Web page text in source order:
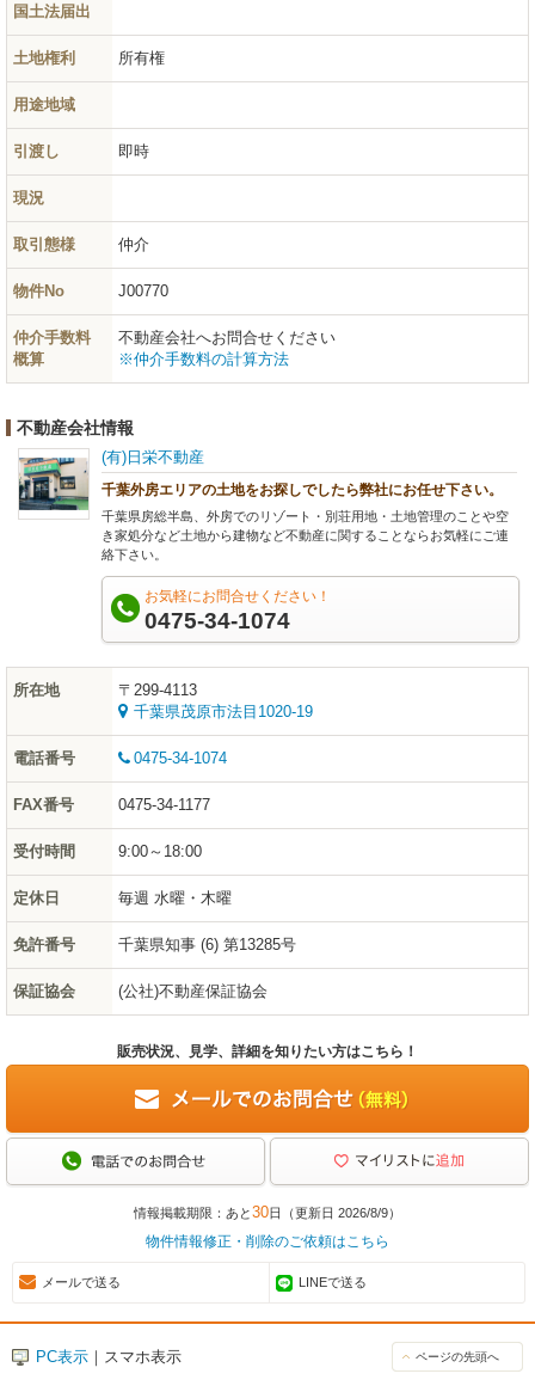
国土法届出
土地権利 所有権
用途地域
引渡し 即時
現況
取引態様 仲介
物件No J00770
仲介手数料
概算
不動産会社へお問合せください
※仲介手数料の計算方法
不動産会社情報
(有)日栄不動産
千葉外房エリアの土地をお探しでしたら弊社にお任せ下さい。
千葉県房総半島、外房でのリゾート・別荘用地・土地管理のことや空
き家処分など土地から建物など不動産に関することならお気軽にご連
絡下さい。
お気軽にお問合せください！
0475-34-1074
所在地
〒299-4113
千葉県茂原市法目1020-19
電話番号 0475-34-1074
FAX番号 0475-34-1177
受付時間 9:00～18:00
定休日 毎週 水曜・木曜
免許番号 千葉県知事 (6) 第13285号
保証協会 (公社)不動産保証協会
販売状況、見学、詳細を知りたい方はこちら！
情報掲載期限：あと30日（更新日 2026/8/9）
物件情報修正・削除のご依頼はこちら
メールで送る LINEで送る
PC表示 ｜スマホ表示 ページの先頭へ